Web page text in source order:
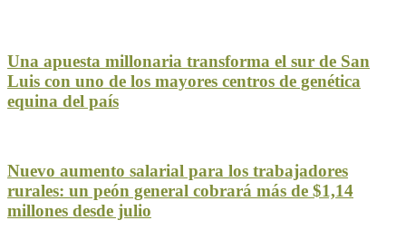
Una apuesta millonaria transforma el sur de San
Luis con uno de los mayores centros de genética
equina del país
Nuevo aumento salarial para los trabajadores
rurales: un peón general cobrará más de $1,14
millones desde julio